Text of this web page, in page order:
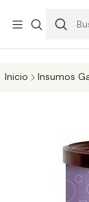
Feriado 21-05-
día solo área
Pedidos hasta 16
Inicio Insumos